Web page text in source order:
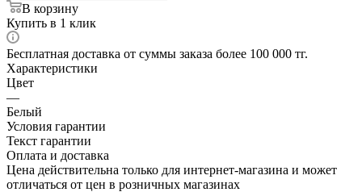
В корзину
Купить в 1 клик
Бесплатная доставка от суммы заказа более 100 000 тг.
Характеристики
Цвет
—
Белый
Условия гарантии
Текст гарантии
Оплата и доставка
Цена действительна только для интернет-магазина и может
отличаться от цен в розничных магазинах